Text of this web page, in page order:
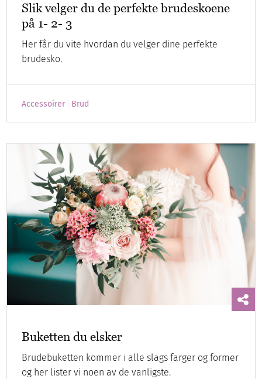
Slik velger du de perfekte brudeskoene
på 1- 2- 3
Her får du vite hvordan du velger dine perfekte
brudesko.
Accessoirer Brud
Buketten du elsker
Brudebuketten kommer i alle slags farger og former
og her lister vi noen av de vanligste.